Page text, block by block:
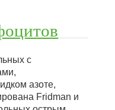
с
азоте,
Fridman и